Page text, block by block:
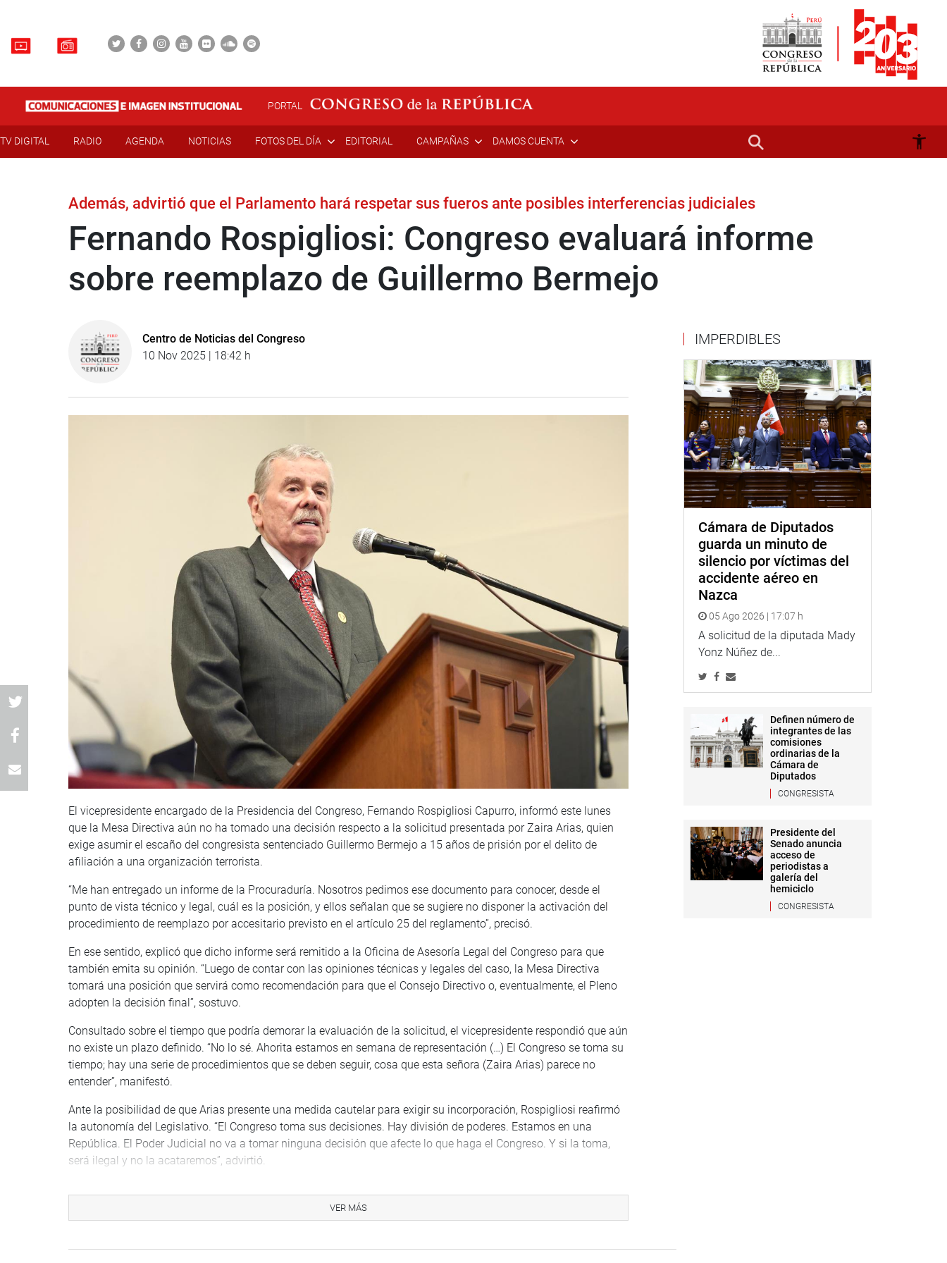
PORTAL
TV DIGITAL RADIO AGENDA NOTICIAS FOTOS DEL DÍA EDITORIAL CAMPAÑAS DAMOS CUENTA
Además, advirtió que el Parlamento hará respetar sus fueros ante posibles interferencias judiciales
Fernando Rospigliosi: Congreso evaluará informe
sobre reemplazo de Guillermo Bermejo
Centro de Noticias del Congreso
10 Nov 2025 | 18:42 h
El vicepresidente encargado de la Presidencia del Congreso, Fernando Rospigliosi Capurro, informó este lunes
que la Mesa Directiva aún no ha tomado una decisión respecto a la solicitud presentada por Zaira Arias, quien
exige asumir el escaño del congresista sentenciado Guillermo Bermejo a 15 años de prisión por el delito de
afiliación a una organización terrorista.
“Me han entregado un informe de la Procuraduría. Nosotros pedimos ese documento para conocer, desde el
punto de vista técnico y legal, cuál es la posición, y ellos señalan que se sugiere no disponer la activación del
procedimiento de reemplazo por accesitario previsto en el artículo 25 del reglamento”, precisó.
En ese sentido, explicó que dicho informe será remitido a la Oficina de Asesoría Legal del Congreso para que
también emita su opinión. “Luego de contar con las opiniones técnicas y legales del caso, la Mesa Directiva
tomará una posición que servirá como recomendación para que el Consejo Directivo o, eventualmente, el Pleno
adopten la decisión final”, sostuvo.
Consultado sobre el tiempo que podría demorar la evaluación de la solicitud, el vicepresidente respondió que aún
no existe un plazo definido. “No lo sé. Ahorita estamos en semana de representación (…) El Congreso se toma su
tiempo; hay una serie de procedimientos que se deben seguir, cosa que esta señora (Zaira Arias) parece no
entender”, manifestó.
Ante la posibilidad de que Arias presente una medida cautelar para exigir su incorporación, Rospigliosi reafirmó
la autonomía del Legislativo. “El Congreso toma sus decisiones. Hay división de poderes. Estamos en una
República. El Poder Judicial no va a tomar ninguna decisión que afecte lo que haga el Congreso. Y si la toma,
será ilegal y no la acataremos”, advirtió.
alguien toma una decisión equivocada, el Congreso hará respetar sus fueros”, enfatizó.
Parlamento. “Lo que a mí me sorprende es que esta señora, que dice que este Parlamento es una dictadura, que
VER MÁS
IMPERDIBLES
Cámara de Diputados
guarda un minuto de
silencio por víctimas del
accidente aéreo en
Nazca
05 Ago 2026 | 17:07 h
A solicitud de la diputada Mady
Yonz Núñez de...
Definen número de
integrantes de las
comisiones
ordinarias de la
Cámara de
Diputados
CONGRESISTA
Presidente del
Senado anuncia
acceso de
periodistas a
galería del
hemiciclo
CONGRESISTA